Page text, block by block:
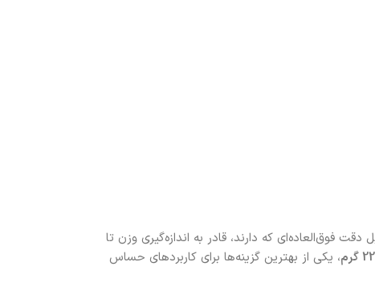
فوق‌العاده‌ای که دارند، قادر به اندازه‌گیری وزن تا
گرم
، یکی از بهترین گزینه‌ها برای کاربردهای حساس